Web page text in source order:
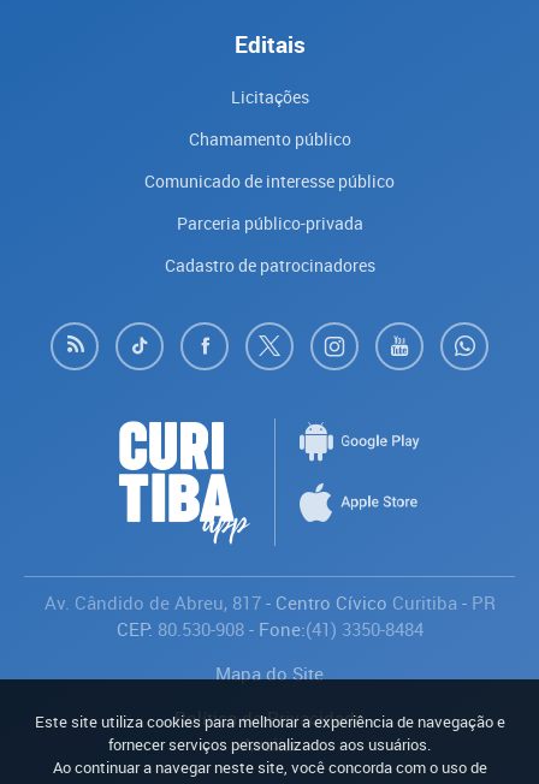
Editais
Licitações
Chamamento público
Comunicado de interesse público
Parceria público-privada
Cadastro de patrocinadores
Av. Cândido de Abreu, 817- Centro Cívico Curitiba - PR
CEP: 80.530-908- Fone:(41) 3350-8484
Mapa do Site
Política de Privacidade
Avaliar
Este site utiliza cookies para melhorar a experiência de navegação e
fornecer serviços personalizados aos usuários.
Ao continuar a navegar neste site, você concorda com o uso de